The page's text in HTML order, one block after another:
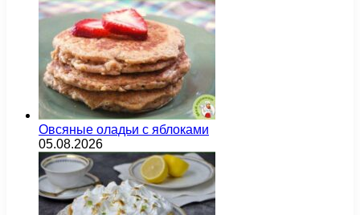
Овсяные оладьи с яблоками
05.08.2026